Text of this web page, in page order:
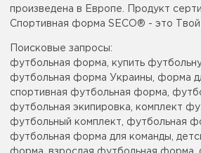
произведена в Европе. Продукт
Спортивная форма SECO® - это Твой
Поисковые запросы:
футбольная форма, купить
футбольная форма Украины, форма
спортивная футбольная форма,
футбольная экипировка, комплект
футбольный комплект, футбольная
футбольная форма для команды,